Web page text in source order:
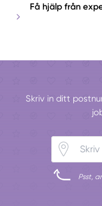
Få hjälp från
Skriv in ditt
Psst,